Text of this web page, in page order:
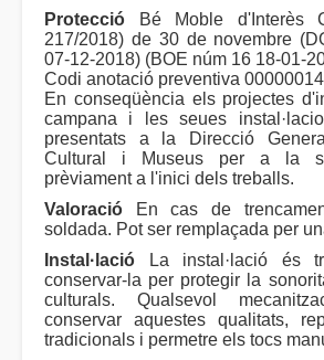
Protecció Bé Moble d'Interès
217/2018) de 30 de novembre
07-12-2018) (BOE núm 16 18-01-
Codi anotació preventiva
En conseqüència els projectes
campana i les seues
presentats a la Direcció
Cultural i Museus per a la
prèviament a l'inici dels treballs.
Valoració En cas de
soldada. Pot ser remplaçada per
Instal·lació La instal·lació és
conservar-la per protegir la
culturals. Qualsevol
conservar aquestes qualitats,
tradicionals i permetre els tocs